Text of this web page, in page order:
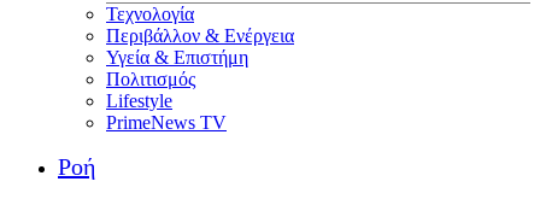
Τεχνολογία
Περιβάλλον & Ενέργεια
Υγεία & Επιστήμη
Πολιτισμός
Lifestyle
PrimeNews TV
Ροή